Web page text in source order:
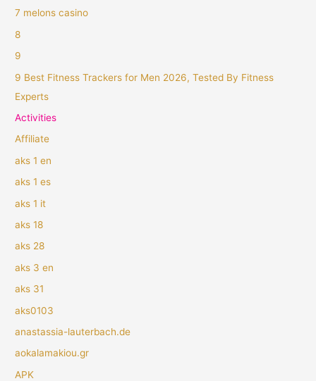
7 melons casino
8
9
9 Best Fitness Trackers for Men 2026, Tested By Fitness
Experts
Activities
Affiliate
aks 1 en
aks 1 es
aks 1 it
aks 18
aks 28
aks 3 en
aks 31
aks0103
anastassia-lauterbach.de
aokalamakiou.gr
APK